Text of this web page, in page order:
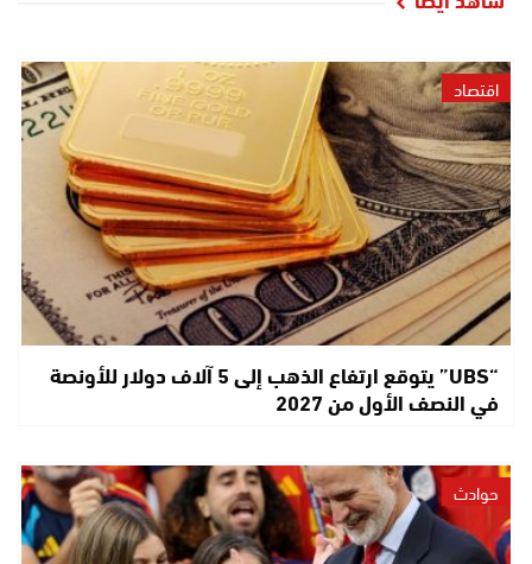
اقتصاد
“UBS” يتوقع ارتفاع الذهب إلى 5 آلاف دولار للأونصة
في النصف الأول من 2027
حوادث